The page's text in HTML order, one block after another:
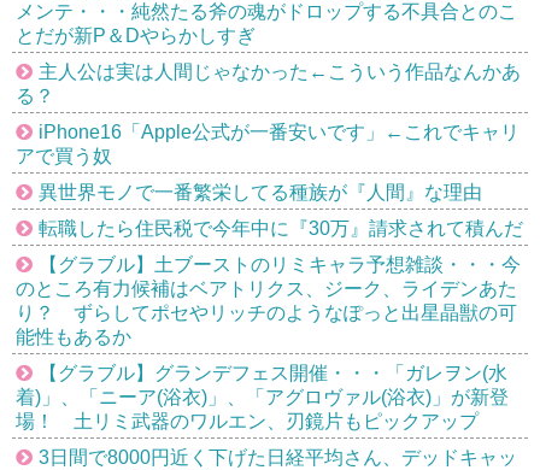
メンテ・・・純然たる斧の魂がドロップする不具合とのこ
とだが新P＆Dやらかしすぎ
主人公は実は人間じゃなかった←こういう作品なんかあ
る？
iPhone16「Apple公式が一番安いです」←これでキャリ
アで買う奴
異世界モノで一番繁栄してる種族が『人間』な理由
転職したら住民税で今年中に『30万』請求されて積んだ
【グラブル】土ブーストのリミキャラ予想雑談・・・今
のところ有力候補はベアトリクス、ジーク、ライデンあた
り？ ずらしてポセやリッチのようなぽっと出星晶獣の可
能性もあるか
【グラブル】グランデフェス開催・・・「ガレヲン(水
着)」、「ニーア(浴衣)」、「アグロヴァル(浴衣)」が新登
場！ 土リミ武器のワルエン、刃鏡片もピックアップ
3日間で8000円近く下げた日経平均さん、デッドキャッ